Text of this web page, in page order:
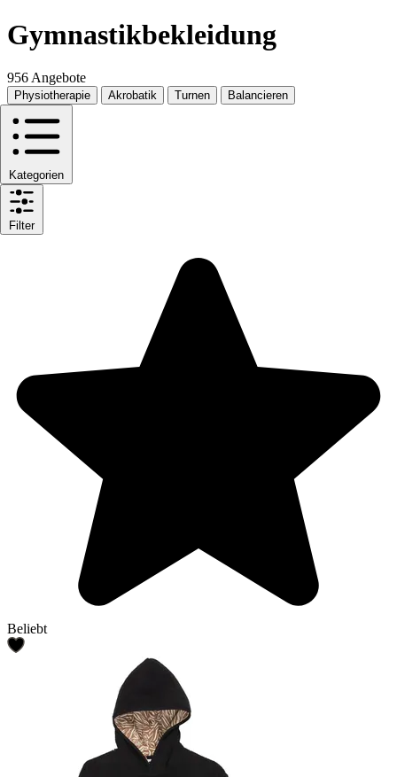
Gymnastikbekleidung
956 Angebote
Physiotherapie Akrobatik Turnen Balancieren
Kategorien
Filter
Beliebt